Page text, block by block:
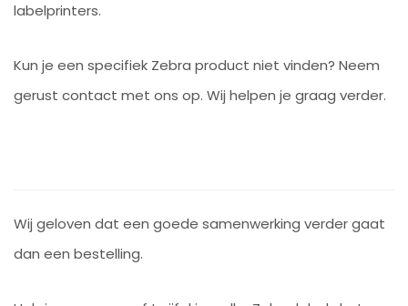
labelprinters.
Kun je een specifiek Zebra product niet vinden? Neem
gerust contact met ons op. Wij helpen je graag verder.
Wij geloven dat een goede samenwerking verder gaat
dan een bestelling.